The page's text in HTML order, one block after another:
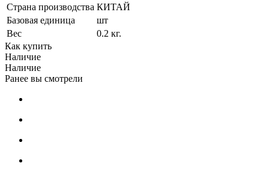
Страна производства КИТАЙ
Базовая единица
шт
Вес
0.2 кг.
Как купить
Наличие
Наличие
Ранее вы смотрели